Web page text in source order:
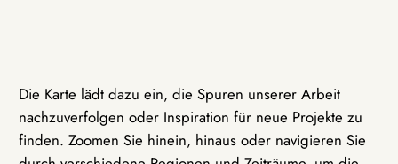
Die Karte lädt dazu ein, die Spuren unserer Arbeit
nachzuverfolgen oder Inspiration für neue Projekte zu
finden. Zoomen Sie hinein, hinaus oder navigieren Sie